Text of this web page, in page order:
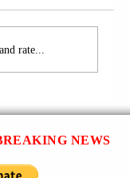
rate...
NEWS